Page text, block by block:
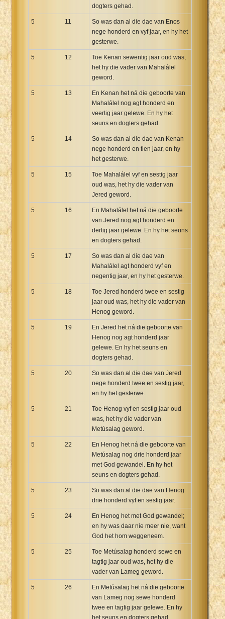
dogters gehad.
5 11
So was dan al die dae van Enos
nege honderd en vyf jaar, en hy het
gesterwe.
5 12
Toe Kenan sewentig jaar oud was,
het hy die vader van Mahalálel
geword.
5 13
En Kenan het ná die geboorte van
Mahalálel nog agt honderd en
veertig jaar gelewe. En hy het
seuns en dogters gehad.
5 14
So was dan al die dae van Kenan
nege honderd en tien jaar, en hy
het gesterwe.
5 15
Toe Mahalálel vyf en sestig jaar
oud was, het hy die vader van
Jered geword.
5 16
En Mahalálel het ná die geboorte
van Jered nog agt honderd en
dertig jaar gelewe. En hy het seuns
en dogters gehad.
5 17
So was dan al die dae van
Mahalálel agt honderd vyf en
negentig jaar, en hy het gesterwe.
5 18
Toe Jered honderd twee en sestig
jaar oud was, het hy die vader van
Henog geword.
5 19
En Jered het ná die geboorte van
Henog nog agt honderd jaar
gelewe. En hy het seuns en
dogters gehad.
5 20
So was dan al die dae van Jered
nege honderd twee en sestig jaar,
en hy het gesterwe.
5 21
Toe Henog vyf en sestig jaar oud
was, het hy die vader van
Metúsalag geword.
5 22
En Henog het ná die geboorte van
Metúsalag nog drie honderd jaar
met God gewandel. En hy het
seuns en dogters gehad.
5 23
So was dan al die dae van Henog
drie honderd vyf en sestig jaar.
5 24
En Henog het met God gewandel;
en hy was daar nie meer nie, want
God het hom weggeneem.
5 25
Toe Metúsalag honderd sewe en
tagtig jaar oud was, het hy die
vader van Lameg geword.
5 26
En Metúsalag het ná die geboorte
van Lameg nog sewe honderd
twee en tagtig jaar gelewe. En hy
het seuns en dogters gehad.